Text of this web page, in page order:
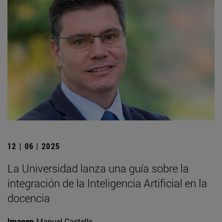
12 | 06 | 2025
La Universidad lanza una guía sobre la
integración de la Inteligencia Artificial en la
docencia